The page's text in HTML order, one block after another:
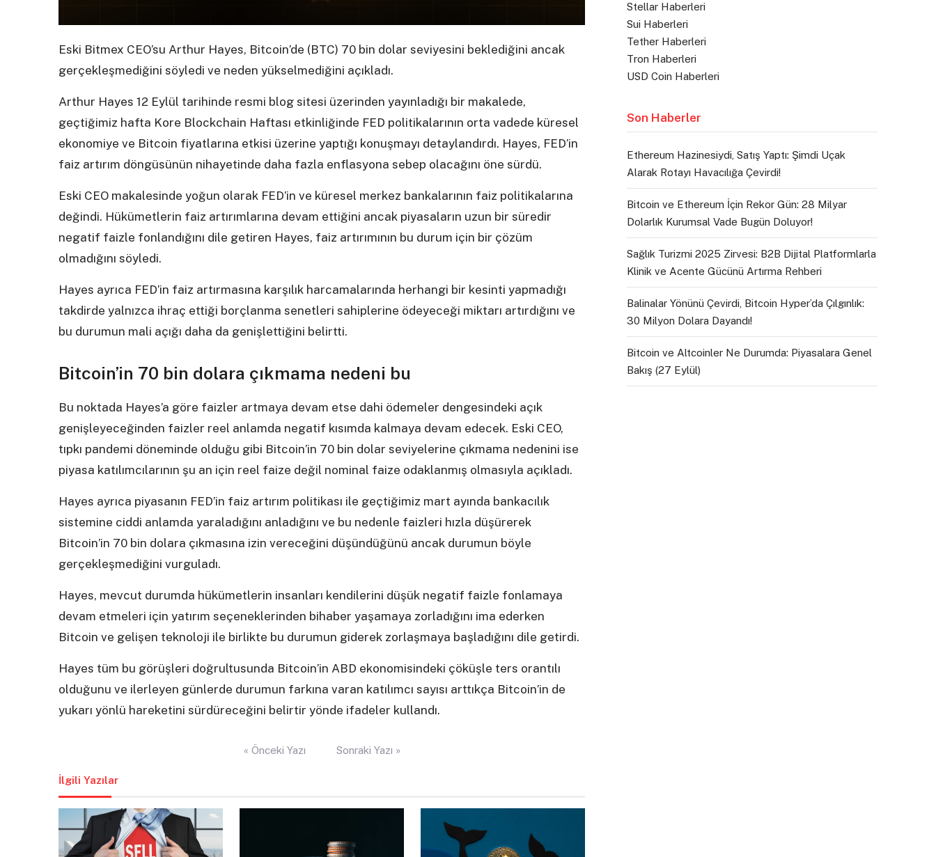
Eski Bitmex CEO’su Arthur Hayes, Bitcoin’de (BTC) 70 bin dolar seviyesini beklediğini ancak
gerçekleşmediğini söyledi ve neden yükselmediğini açıkladı.
Arthur Hayes 12 Eylül tarihinde resmi blog sitesi üzerinden yayınladığı bir makalede,
geçtiğimiz hafta Kore Blockchain Haftası etkinliğinde FED politikalarının orta vadede küresel
ekonomiye ve Bitcoin fiyatlarına etkisi üzerine yaptığı konuşmayı detaylandırdı. Hayes, FED’in
faiz artırım döngüsünün nihayetinde daha fazla enflasyona sebep olacağını öne sürdü.
Eski CEO makalesinde yoğun olarak FED’in ve küresel merkez bankalarının faiz politikalarına
değindi. Hükümetlerin faiz artırımlarına devam ettiğini ancak piyasaların uzun bir süredir
negatif faizle fonlandığını dile getiren Hayes, faiz artırımının bu durum için bir çözüm
olmadığını söyledi.
Hayes ayrıca FED’in faiz artırmasına karşılık harcamalarında herhangi bir kesinti yapmadığı
takdirde yalnızca ihraç ettiği borçlanma senetleri sahiplerine ödeyeceği miktarı artırdığını ve
bu durumun mali açığı daha da genişlettiğini belirtti.
Bitcoin’in 70 bin dolara çıkmama nedeni bu
Bu noktada Hayes’a göre faizler artmaya devam etse dahi ödemeler dengesindeki açık
genişleyeceğinden faizler reel anlamda negatif kısımda kalmaya devam edecek. Eski CEO,
tıpkı pandemi döneminde olduğu gibi Bitcoin’in 70 bin dolar seviyelerine çıkmama nedenini ise
piyasa katılımcılarının şu an için reel faize değil nominal faize odaklanmış olmasıyla açıkladı.
Hayes ayrıca piyasanın FED’in faiz artırım politikası ile geçtiğimiz mart ayında bankacılık
sistemine ciddi anlamda yaraladığını anladığını ve bu nedenle faizleri hızla düşürerek
Bitcoin’in 70 bin dolara çıkmasına izin vereceğini düşündüğünü ancak durumun böyle
gerçekleşmediğini vurguladı.
Hayes, mevcut durumda hükümetlerin insanları kendilerini düşük negatif faizle fonlamaya
devam etmeleri için yatırım seçeneklerinden bihaber yaşamaya zorladığını ima ederken
Bitcoin ve gelişen teknoloji ile birlikte bu durumun giderek zorlaşmaya başladığını dile getirdi.
Hayes tüm bu görüşleri doğrultusunda Bitcoin’in ABD ekonomisindeki çöküşle ters orantılı
olduğunu ve ilerleyen günlerde durumun farkına varan katılımcı sayısı arttıkça Bitcoin’in de
yukarı yönlü hareketini sürdüreceğini belirtir yönde ifadeler kullandı.
« Önceki Yazı Sonraki Yazı »
İlgili Yazılar
Stellar Haberleri
Sui Haberleri
Tether Haberleri
Tron Haberleri
USD Coin Haberleri
Son Haberler
Ethereum Hazinesiydi, Satış Yaptı: Şimdi Uçak
Alarak Rotayı Havacılığa Çevirdi!
Bitcoin ve Ethereum İçin Rekor Gün: 28 Milyar
Dolarlık Kurumsal Vade Bugün Doluyor!
Sağlık Turizmi 2025 Zirvesi: B2B Dijital Platformlarla
Klinik ve Acente Gücünü Artırma Rehberi
Balinalar Yönünü Çevirdi, Bitcoin Hyper’da Çılgınlık:
30 Milyon Dolara Dayandı!
Bitcoin ve Altcoinler Ne Durumda: Piyasalara Genel
Bakış (27 Eylül)